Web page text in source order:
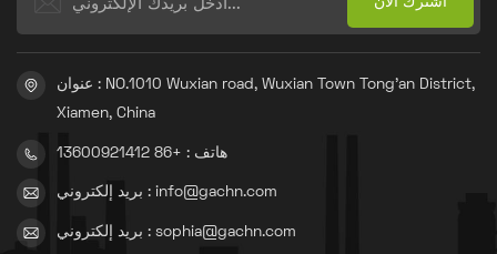
عنوان : NO.1010 Wuxian road, Wuxian Town Tong'an District,
Xiamen, China
هاتف : +86 13600921412
بريد إلكتروني : info@gachn.com
بريد إلكتروني : sophia@gachn.com